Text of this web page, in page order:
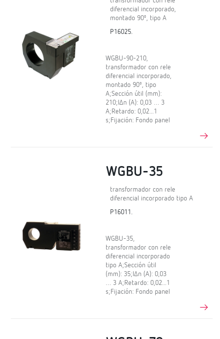
diferencial incorporado,
montado 90º, tipo A
P16025.
WGBU-90-210,
transformador con rele
diferencial incorporado,
montado 90º, tipo
A;Sección útil (mm):
210;IΔn (A): 0,03 … 3
A;Retardo: 0,02...1
s;Fijación: Fondo panel
WGBU-35
transformador con rele
diferencial incorporado tipo A
P16011.
WGBU-35,
transformador con rele
diferencial incorporado
tipo A;Sección útil
(mm): 35;IΔn (A): 0,03
… 3 A;Retardo: 0,02...1
s;Fijación: Fondo panel